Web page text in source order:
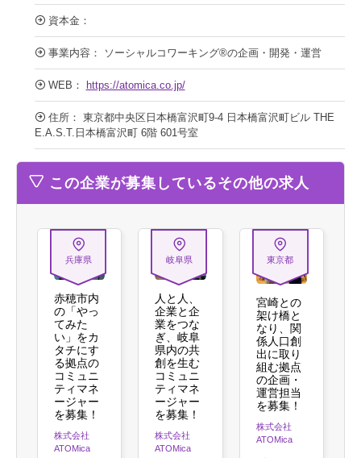
資本金：
事業内容： ソーシャルコワーキング®️の企画・開発・運営
WEB： https://atomica.co.jp/
住所： 東京都中央区日本橋富沢町9-4 日本橋富沢町ビル THE
E.A.S.T.日本橋富沢町 6階 601号室
この企業が募集しているその他の求人
兵庫県
赤穂市内
の「やっ
てみた
い」をカ
タチにす
る拠点の
コミュニ
ティマネ
ージャー
を募集！
株式会社
ATOMica
岐阜県
人と人、
企業と企
業をつな
ぎ、岐阜
県内の共
創を生む
コミュニ
ティマネ
ージャー
を募集！
株式会社
ATOMica
東京都
宮崎との
架け橋と
なり、関
係人口創
出に取り
組む拠点
の企画・
運営担当
を募集！
株式会社
ATOMica